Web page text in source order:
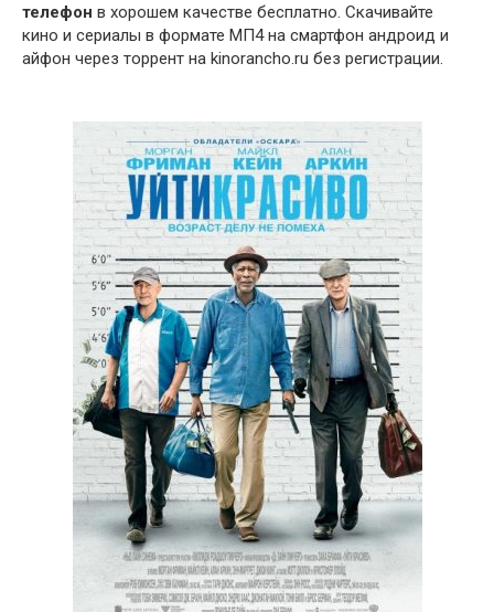
телефон в хорошем качестве бесплатно. Скачивайте
кино и сериалы в формате МП4 на смартфон андроид и
айфон через торрент на kinorancho.ru без регистрации.